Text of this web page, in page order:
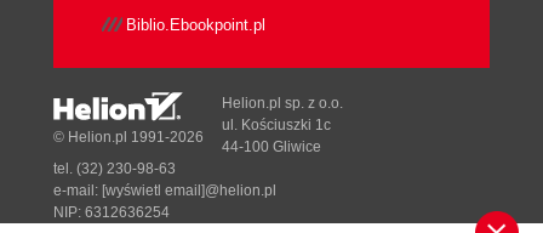
Maintaining Control
Notable by Its Absence
Characteristics of a Shadow Cloud
Cloud Security Posture
Surfacing Your Cloud of Curiosities
Observe: Identifying the Assets
Orient: Identifying Threats and
Biblio.Ebookpoint.pl
© Helion.pl 1991-2026
Helion.pl sp. z o.o.
ul. Kościuszki 1c
44-100 Gliwice
tel. (32) 230-98-63
e-mail: [wyświetl email]@helion.pl
NIP: 6312636254